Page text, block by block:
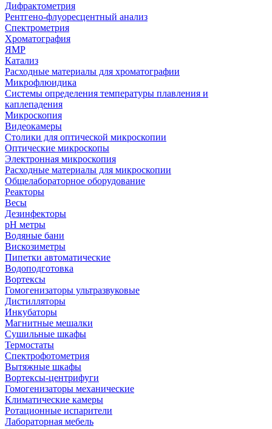
Дифрактометрия
Рентгено-флуоресцентный анализ
Спектрометрия
Хроматография
ЯМР
Катализ
Расходные материалы для хроматографии
Микрофлюидика
Системы определения температуры плавления и
каплепадения
Микроскопия
Видеокамеры
Столики для оптической микроскопии
Оптические микроскопы
Электронная микроскопия
Расходные материалы для микроскопии
Общелабораторное оборудование
Реакторы
Весы
Дезинфекторы
рН метры
Водяные бани
Вискозиметры
Пипетки автоматические
Водоподготовка
Вортексы
Гомогенизаторы ультразвуковые
Дистилляторы
Инкубаторы
Магнитные мешалки
Сушильные шкафы
Термостаты
Спектрофотометрия
Вытяжные шкафы
Вортексы-центрифуги
Гомогенизаторы механические
Климатические камеры
Ротационные испарители
Лабораторная мебель